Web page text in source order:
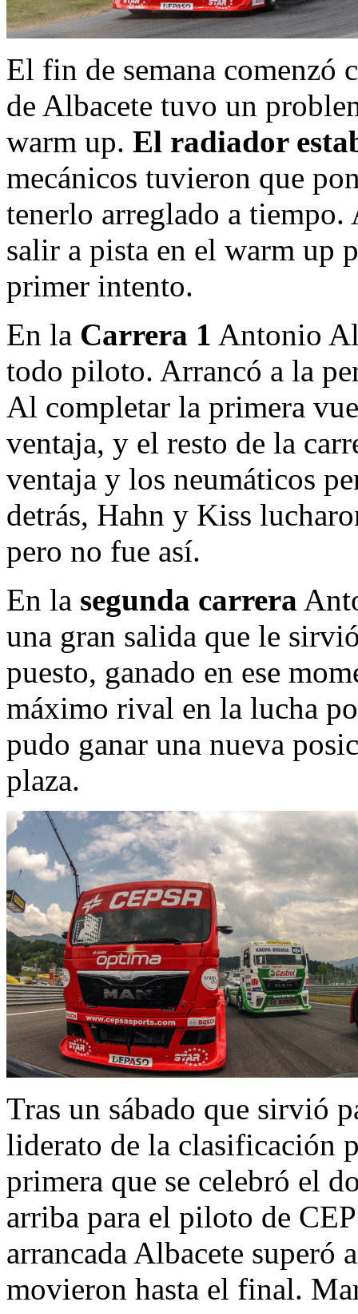
El fin de semana comenzó
de Albacete tuvo un
warm up. El radiador
mecánicos tuvieron que
tenerlo arreglado a
salir a pista en el warm up
primer intento.
En la Carrera 1 Antonio
todo piloto. Arrancó a la
Al completar la primera
ventaja, y el resto de la
ventaja y los neumáticos
detrás, Hahn y Kiss
pero no fue así.
En la segunda carrera
una gran salida que le
puesto, ganado en ese
máximo rival en la lucha
pudo ganar una nueva
plaza.
Tras un sábado que sirvió
liderato de la clasificación
primera que se celebró el
arriba para el piloto de
arrancada Albacete superó
movieron hasta el final.